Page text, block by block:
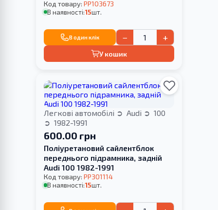
Код товару: PP103673
В наявності:15шт.
В один клік − +
У кошик
Легкові автомобілі Audi
100
1982-1991
600.00 грн
Поліуретановий сайлентблок
переднього підрамника, задній
Audi 100 1982-1991
Код товару: PP301114
В наявності:15шт.